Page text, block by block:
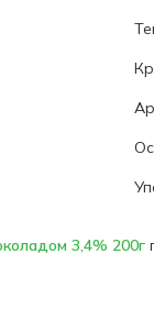
3,4% 200г